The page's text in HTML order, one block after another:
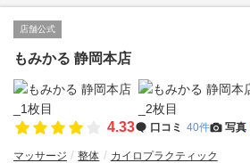
店舗公式
もみかる 静岡本店
4.33 口コミ 40件 写真
マッサージ 整体 カイロプラクティック